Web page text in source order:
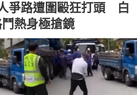
爭路遭圍毆狂打頭 白
熱身極搶鏡